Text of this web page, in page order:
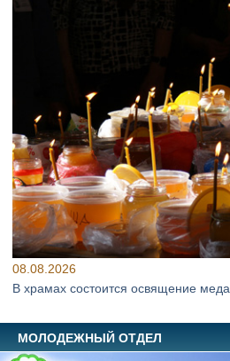
08.08.2026
В храмах состоится освящение меда
МОЛОДЕЖНЫЙ ОТДЕЛ